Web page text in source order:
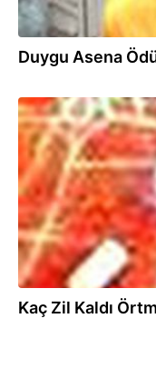
Duygu Asena
12.07.2013
Kaç Zil Kaldı